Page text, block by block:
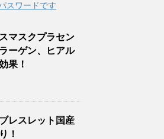
スワードです
マスクプラセン
ーゲン、ヒアル
果！
レスレット国産
！